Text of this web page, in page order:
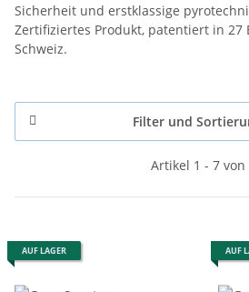
Sicherheit und erstklassige
Zertifiziertes Produkt, patentiert in 27
Schweiz.
Filter und
Artikel 1 - 7 von
AUF LAGER AUF